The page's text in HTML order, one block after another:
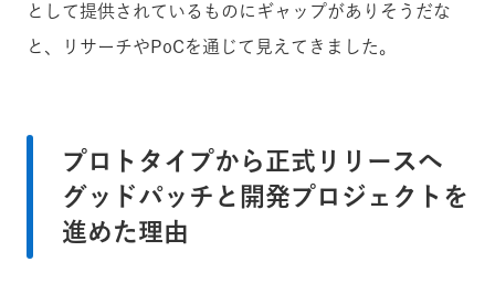
として提供されているものにギャップがありそうだな
と、リサーチやPoCを通じて見えてきました。
プロトタイプから正式リリースへ
グッドパッチと開発プロジェクトを
進めた理由